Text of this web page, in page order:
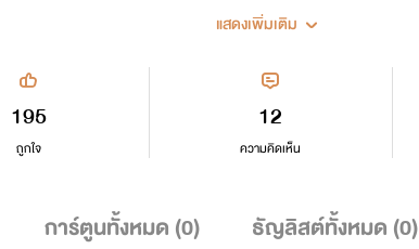
แสดงเพิ่มเติม
195
ถูกใจ
12
ความคิดเห็น
การ์ตูนทั้งหมด (0) ธัญลิสต์ทั้งหมด (0)